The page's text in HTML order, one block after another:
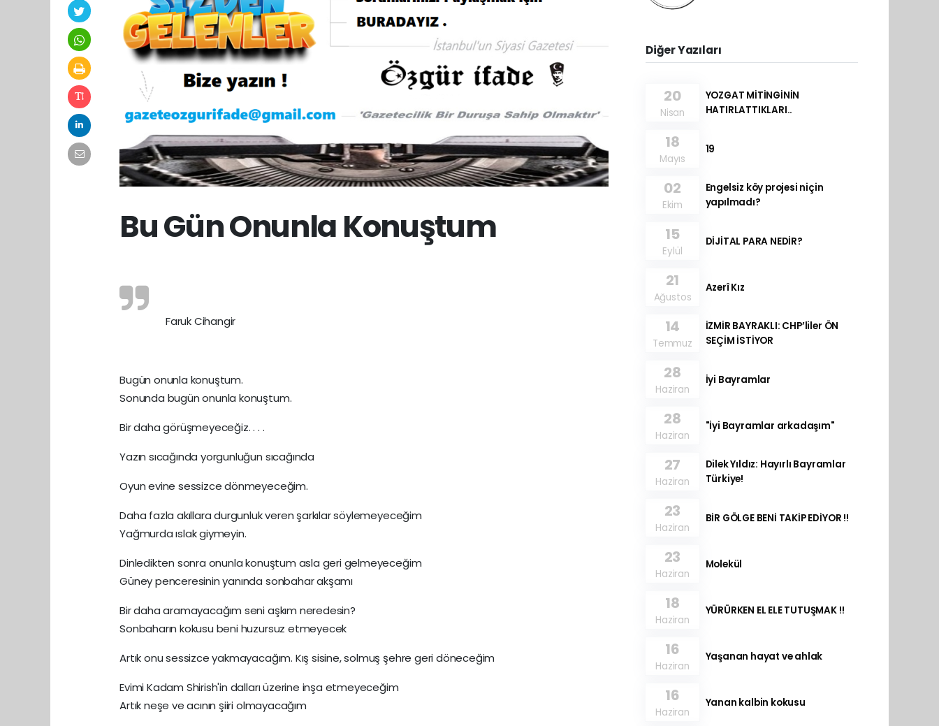
Bu Gün Onunla Konuştum
Faruk Cihangir
Bugün onunla konuştum.
Sonunda bugün onunla konuştum.
Bir daha görüşmeyeceğiz. . . .
Yazın sıcağında yorgunluğun sıcağında
Oyun evine sessizce dönmeyeceğim.
Daha fazla akıllara durgunluk veren şarkılar söylemeyeceğim
Yağmurda ıslak giymeyin.
Dinledikten sonra onunla konuştum asla geri gelmeyeceğim
Güney penceresinin yanında sonbahar akşamı
Bir daha aramayacağım seni aşkım neredesin?
Sonbaharın kokusu beni huzursuz etmeyecek
Artık onu sessizce yakmayacağım. Kış sisine, solmuş şehre geri döneceğim
Evimi Kadam Shirish'in dalları üzerine inşa etmeyeceğim
Artık neşe ve acının şiiri olmayacağım
Diğer Yazıları
20
Nisan
YOZGAT MİTİNGİNİN
HATIRLATTIKLARI..
18
Mayıs
19
02
Ekim
Engelsiz köy projesi niçin
yapılmadı?
15
Eylül
DİJİTAL PARA NEDİR?
21
Ağustos
Azerî Kız
14
Temmuz
İZMİR BAYRAKLI: CHP’liler ÖN
SEÇİM İSTİYOR
28
Haziran
İyi Bayramlar
28
Haziran
"İyi Bayramlar arkadaşım"
27
Haziran
Dilek Yıldız: Hayırlı Bayramlar
Türkiye!
23
Haziran
BİR GÖLGE BENİ TAKİP EDİYOR !!
23
Haziran
Molekül
18
Haziran
YÜRÜRKEN EL ELE TUTUŞMAK !!
16
Haziran
Yaşanan hayat ve ahlak
16
Haziran
Yanan kalbin kokusu